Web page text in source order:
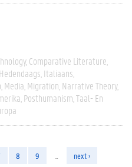
Comparative Literature
Hedendaags Italiaans
Media Migration Narrative Theory
Posthumanism Taal- En
8 9
next ›